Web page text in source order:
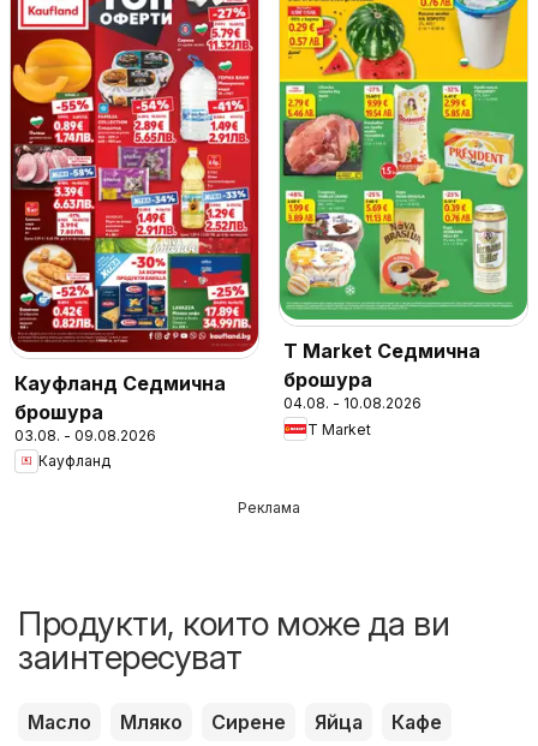
Кауфланд Седмична
брошура
03.08. - 09.08.2026
Кауфланд
T Market Седмична
брошура
04.08. - 10.08.2026
T Market
Реклама
Продукти, които може да ви
заинтересуват
Масло Мляко Сирене Яйца
Кафе